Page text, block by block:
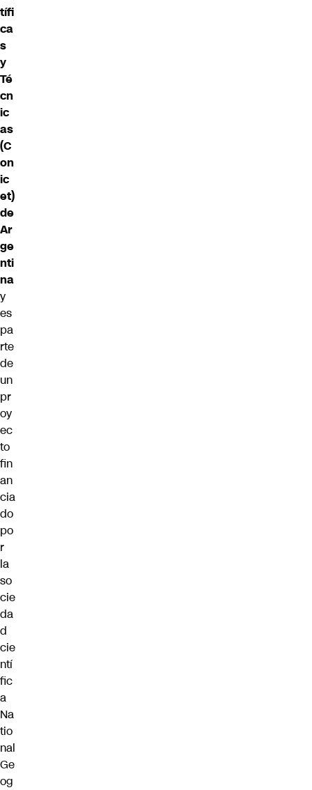
tífi
ca
s
y
Té
cn
ic
as
(C
on
ic
et)
de
Ar
ge
nti
na
y
es
pa
rte
de
un
pr
oy
ec
to
fin
an
cia
do
po
r
la
so
cie
da
d
cie
ntí
fic
a
Na
tio
nal
Ge
og